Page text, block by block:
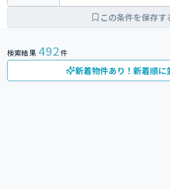
この条件を保存す
検索結果 492件
新着物件あり！新着順に